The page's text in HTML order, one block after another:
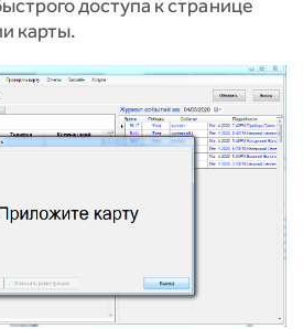
доступа к странице
карты.